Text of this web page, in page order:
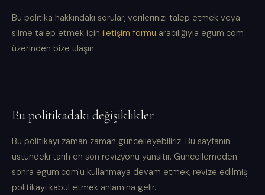
Bu politika hakkındaki sorular, verilerinizi talep etmek veya
silme talep etmek için iletişim formu aracılığıyla egum.com
üzerinden bize ulaşın.
Bu politikadaki değişiklikler
Bu politikayı zaman zaman güncelleyebiliriz. Bu sayfanın
üstündeki tarih en son revizyonu yansıtır. Güncellemeden
sonra egum.com'u kullanmaya devam etmek, revize edilmiş
politikayı kabul etmek anlamına gelir.